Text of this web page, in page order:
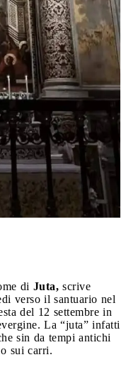
di Juta, scrive
verso il santuario nel
del 12 settembre in
La “juta” infatti
sin da tempi antichi
sui carri.